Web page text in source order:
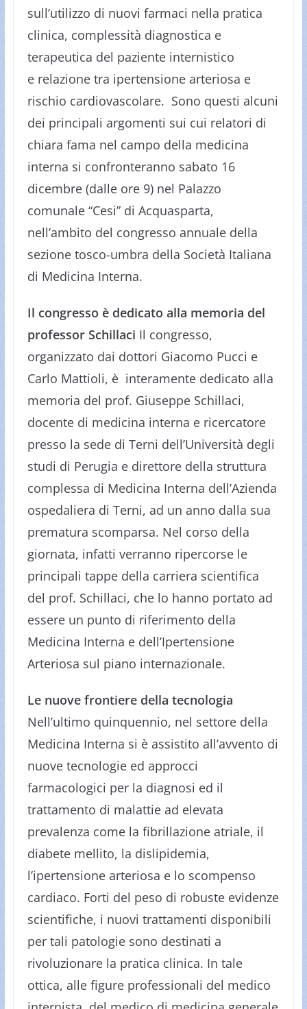
sull’utilizzo di nuovi farmaci nella pratica
clinica, complessità diagnostica e
terapeutica del paziente internistico
e relazione tra ipertensione arteriosa e
rischio cardiovascolare. Sono questi alcuni
dei principali argomenti sui cui relatori di
chiara fama nel campo della medicina
interna si confronteranno sabato 16
dicembre (dalle ore 9) nel Palazzo
comunale “Cesi” di Acquasparta,
nell’ambito del congresso annuale della
sezione tosco-umbra della Società Italiana
di Medicina Interna.
Il congresso è dedicato alla memoria del
professor Schillaci Il congresso,
organizzato dai dottori Giacomo Pucci e
Carlo Mattioli, è interamente dedicato alla
memoria del prof. Giuseppe Schillaci,
docente di medicina interna e ricercatore
presso la sede di Terni dell’Università degli
studi di Perugia e direttore della struttura
complessa di Medicina Interna dell’Azienda
ospedaliera di Terni, ad un anno dalla sua
prematura scomparsa. Nel corso della
giornata, infatti verranno ripercorse le
principali tappe della carriera scientifica
del prof. Schillaci, che lo hanno portato ad
essere un punto di riferimento della
Medicina Interna e dell’Ipertensione
Arteriosa sul piano internazionale.
Le nuove frontiere della tecnologia
Nell’ultimo quinquennio, nel settore della
Medicina Interna si è assistito all’avvento di
nuove tecnologie ed approcci
farmacologici per la diagnosi ed il
trattamento di malattie ad elevata
prevalenza come la fibrillazione atriale, il
diabete mellito, la dislipidemia,
l’ipertensione arteriosa e lo scompenso
cardiaco. Forti del peso di robuste evidenze
scientifiche, i nuovi trattamenti disponibili
per tali patologie sono destinati a
rivoluzionare la pratica clinica. In tale
ottica, alle figure professionali del medico